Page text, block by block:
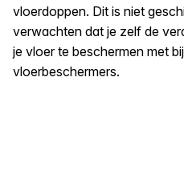
vloerdoppen. Dit is niet
verwachten dat je zelf de
je vloer te beschermen met
vloerbeschermers.